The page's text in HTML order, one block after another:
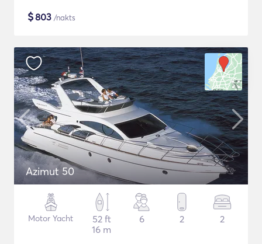
$803 /nakts
Azimut 50
Motor Yacht
52 ft
16 m
6 2 2